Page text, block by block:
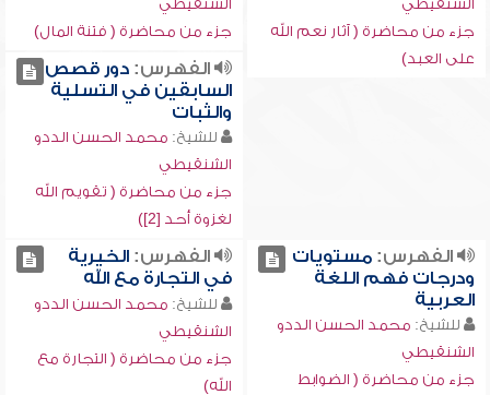
الشنقيطي
جزء من محاضرة ( آثار نعم الله
على العبد)
الشنقيطي
جزء من محاضرة ( فتنة المال)
الفهرس:دور قصص
السابقين في التسلية
والثبات
للشيخ: محمد الحسن الددو
الشنقيطي
جزء من محاضرة ( تقويم الله
لغزوة أحد [2])
الفهرس:مستويات
ودرجات فهم اللغة
العربية
للشيخ: محمد الحسن الددو
الشنقيطي
جزء من محاضرة ( الضوابط
الفهرس:الخيرية
في التجارة مع الله
للشيخ: محمد الحسن الددو
الشنقيطي
جزء من محاضرة ( التجارة مع
الله)